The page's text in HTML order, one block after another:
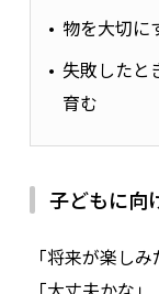
物を大切に
失敗したと
育む
子どもに向
「将来が楽し